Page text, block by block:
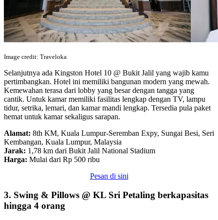
Image credit: Traveloka
Selanjutnya ada Kingston Hotel 10 @ Bukit Jalil yang wajib kamu
pertimbangkan. Hotel ini memiliki bangunan modern yang mewah.
Kemewahan terasa dari lobby yang besar dengan tangga yang
cantik. Untuk kamar memiliki fasilitas lengkap dengan TV, lampu
tidur, setrika, lemari, dan kamar mandi lengkap. Tersedia pula paket
hemat untuk kamar sekaligus sarapan.
Alamat: 8th KM, Kuala Lumpur-Seremban Expy, Sungai Besi, Seri
Kembangan, Kuala Lumpur, Malaysia
Jarak: 1,78 km dari Bukit Jalil National Stadium
Harga: Mulai dari Rp 500 ribu
Pesan di sini
3. Swing & Pillows @ KL Sri Petaling berkapasitas
hingga 4 orang